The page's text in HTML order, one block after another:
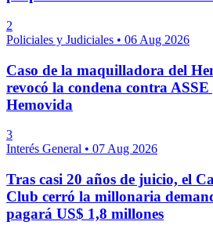
2
Policiales y Judiciales • 06 Aug 2026
Caso de la maquilladora del
revocó la condena contra
Hemovida
3
Interés General • 07 Aug 2026
Tras casi 20 años de juicio, el
Club cerró la millonaria
pagará US$ 1,8 millones